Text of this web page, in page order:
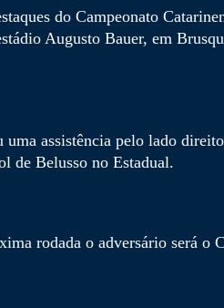
do Campeonato
Augusto Bauer, em
assistência pelo lado
de Belusso no Estadual.
rodada o adversário será o